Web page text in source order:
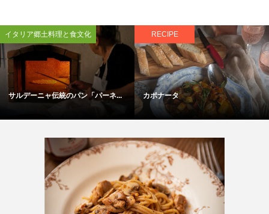
イタリア郷土料理と食文化
サルデーニャ伝統のパン「パーネ...
RECIPE
カポナータ